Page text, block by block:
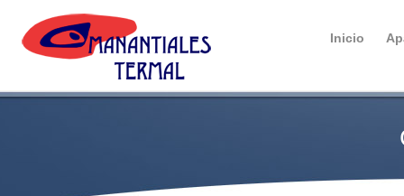
Inicio